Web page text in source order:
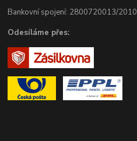
Bankovní spojení: 2800720013/2010
Odesíláme přes: